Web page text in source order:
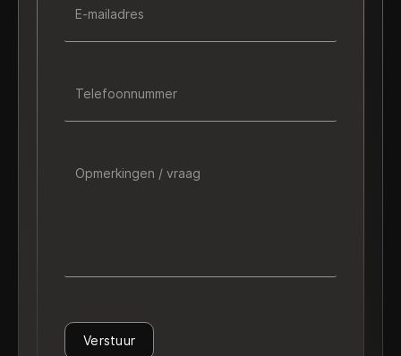
E-mailadres
Telefoonnummer
Opmerkingen / vraag
Verstuur